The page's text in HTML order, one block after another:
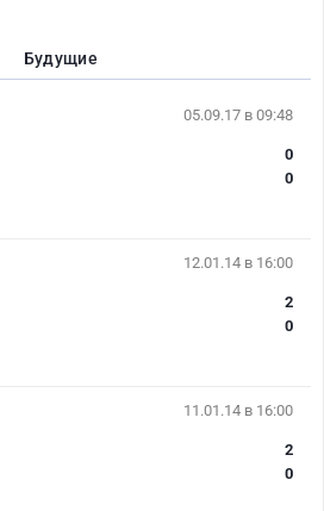
Будущие
05.09.17 в 09:48
0
0
12.01.14 в 16:00
2
0
11.01.14 в 16:00
2
0